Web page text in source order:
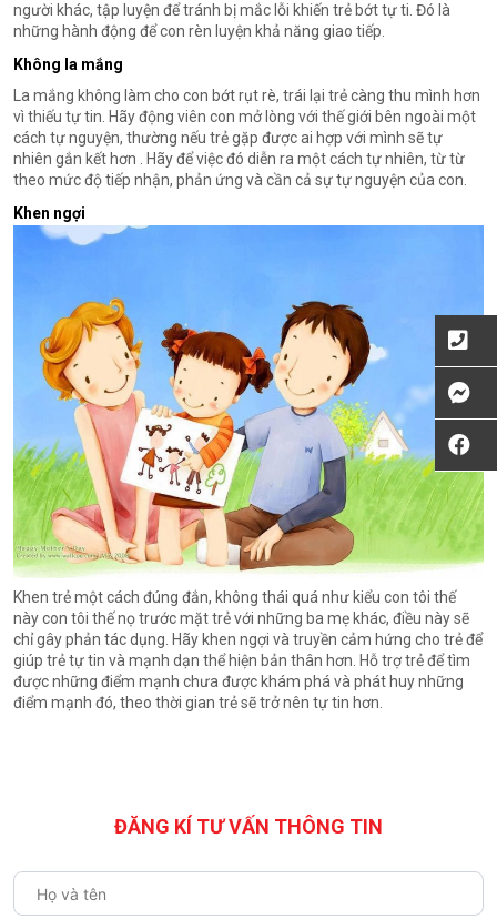
người khác, tập luyện để tránh bị mắc lỗi khiến trẻ bớt tự ti. Đó là
những hành động để con rèn luyện khả năng giao tiếp.
Không la mắng
La mắng không làm cho con bớt rụt rè, trái lại trẻ càng thu mình hơn
vì thiếu tự tin. Hãy động viên con mở lòng với thế giới bên ngoài một
cách tự nguyện, thường nếu trẻ gặp được ai hợp với mình sẽ tự
nhiên gắn kết hơn . Hãy để việc đó diễn ra một cách tự nhiên, từ từ
theo mức độ tiếp nhận, phản ứng và cần cả sự tự nguyện của con.
Khen ngợi
Khen trẻ một cách đúng đắn, không thái quá như kiểu con tôi thế
này con tôi thế nọ trước mặt trẻ với những ba mẹ khác, điều này sẽ
chỉ gây phản tác dụng. Hãy khen ngợi và truyền cảm hứng cho trẻ để
giúp trẻ tự tin và mạnh dạn thể hiện bản thân hơn. Hỗ trợ trẻ để tìm
được những điểm mạnh chưa được khám phá và phát huy những
điểm mạnh đó, theo thời gian trẻ sẽ trở nên tự tin hơn.
ĐĂNG KÍ TƯ VẤN THÔNG TIN